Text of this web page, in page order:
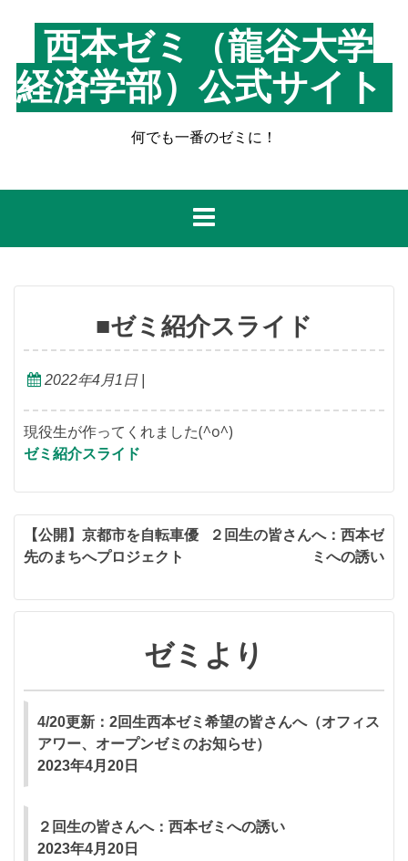
西本ゼミ（龍谷大学
経済学部）公式サイト
何でも一番のゼミに！
■ゼミ紹介スライド
2022年4月1日
現役生が作ってくれました(^o^)
ゼミ紹介スライド
投
稿
ナ
ー
シ
ョ
ン
【公開】京都市を自転車優
先のまちへプロジェクト
２回生の皆さんへ：西本ゼ
ミへの誘い
ゼミより
4/20更新：2回生西本ゼミ希望の皆さんへ（オフィス
アワー、オープンゼミのお知らせ）
2023年4月20日
２回生の皆さんへ：西本ゼミへの誘い
2023年4月20日